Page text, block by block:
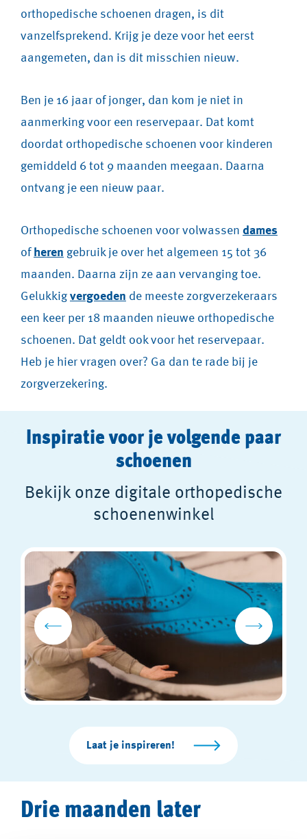
orthopedische schoenen dragen, is dit
vanzelfsprekend. Krijg je deze voor het eerst
aangemeten, dan is dit misschien nieuw.
Ben je 16 jaar of jonger, dan kom je niet in
aanmerking voor een reservepaar. Dat komt
doordat orthopedische schoenen voor kinderen
gemiddeld 6 tot 9 maanden meegaan. Daarna
ontvang je een nieuw paar.
Orthopedische schoenen voor volwassen dames
of heren gebruik je over het algemeen 15 tot 36
maanden. Daarna zijn ze aan vervanging toe.
Gelukkig vergoeden de meeste zorgverzekeraars
een keer per 18 maanden nieuwe orthopedische
schoenen. Dat geldt ook voor het reservepaar.
Heb je hier vragen over? Ga dan te rade bij je
zorgverzekering.
Inspiratie voor je volgende paar
schoenen
Bekijk onze digitale orthopedische
schoenenwinkel
Laat je inspireren!
Drie maanden later